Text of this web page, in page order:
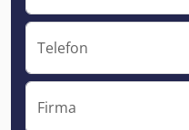
Telefon
Firma